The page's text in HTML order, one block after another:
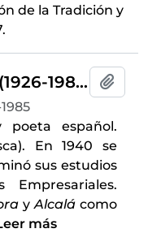
de la Tradición y
Aragonés, Juan Emilio (1926-1985)
poeta español.
En 1940 se
sus estudios
yAlcalá como
más